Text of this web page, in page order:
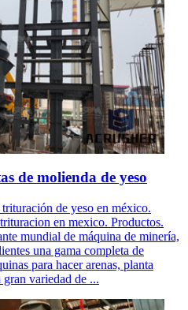
de molienda de yeso
de yeso en méxico.
en mexico. Productos.
mundial de máquina de minería,
una gama completa de
para hacer arenas, planta
variedad de ...